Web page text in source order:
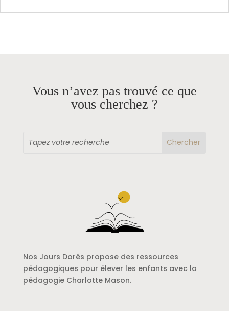
Vous n’avez pas trouvé ce que
vous cherchez ?
Nos Jours Dorés propose des ressources
pédagogiques pour élever les enfants avec la
pédagogie Charlotte Mason.